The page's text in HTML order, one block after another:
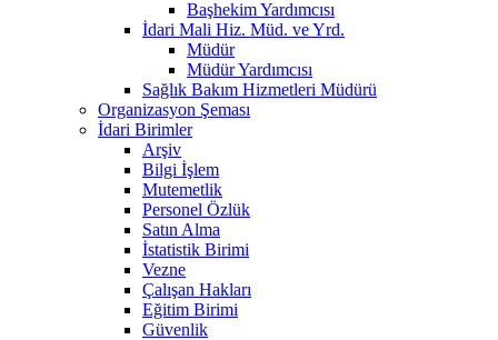
Başhekim Yardımcısı
İdari Mali Hiz. Müd. ve Yrd.
Müdür
Müdür Yardımcısı
Sağlık Bakım Hizmetleri Müdürü
Organizasyon Şeması
İdari Birimler
Arşiv
Bilgi İşlem
Mutemetlik
Personel Özlük
Satın Alma
İstatistik Birimi
Vezne
Çalışan Hakları
Eğitim Birimi
Güvenlik